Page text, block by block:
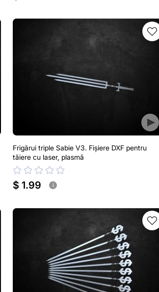
Frigărui triple Sabie V3. Fișiere DXF pentru
tăiere cu laser, plasmă
$ 1.99 i